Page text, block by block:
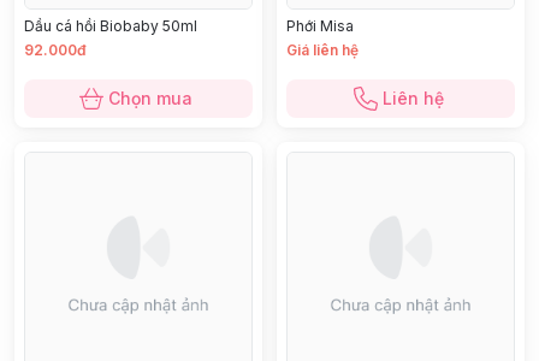
Dầu cá hồi Biobaby 50ml
92.000đ
Chọn mua
Phới Misa
Giá liên hệ
Liên hệ